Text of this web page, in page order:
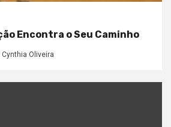
Encontra o Seu Caminho
Cynthia Oliveira